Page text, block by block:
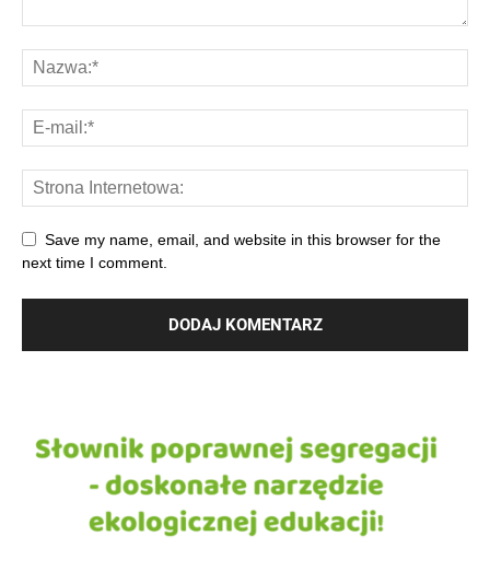
Save my name, email, and website in this browser for the
next time I comment.